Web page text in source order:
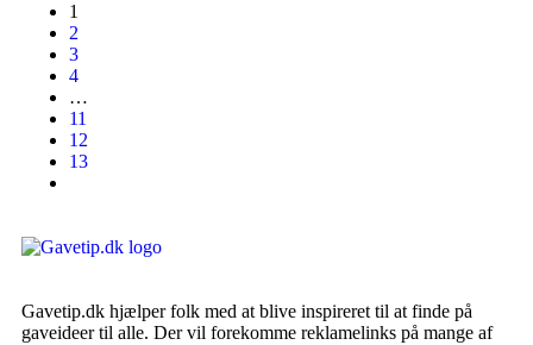
1
2
3
4
…
11
12
13
Gavetip.dk hjælper folk med at blive inspireret til at finde på
gaveideer til alle. Der vil forekomme reklamelinks på mange af